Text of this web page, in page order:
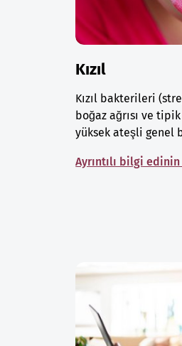
Kızıl
Kızıl bakterileri
boğaz ağrısı ve
yüksek ateşli genel
Ayrıntılı bilgi edinin